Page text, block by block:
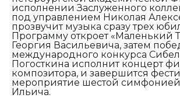
исполнении Заслуженного
под управлением Николая
прозвучит музыка сразу трех
Программу откроет «Маленький
Георгия Васильевича, затем
международного конкурса
Погосткина исполнит концерт
композитора, и завершится
мероприятие шестой
Ильича.